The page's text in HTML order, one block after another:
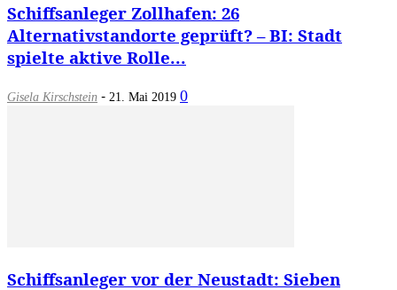
Schiffsanleger Zollhafen: 26
Alternativstandorte geprüft? – BI: Stadt
spielte aktive Rolle...
Gisela Kirschstein - 21. Mai 2019 0
Schiffsanleger vor der Neustadt: Sieben